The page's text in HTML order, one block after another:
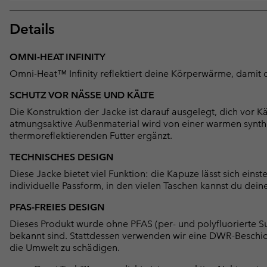
Details
OMNI-HEAT INFINITY
Omni-Heat™ Infinity reflektiert deine Körperwärme, damit
SCHUTZ VOR NÄSSE UND KÄLTE
Die Konstruktion der Jacke ist darauf ausgelegt, dich vor
atmungsaktive Außenmaterial wird von einer warmen
thermoreflektierenden Futter ergänzt.
TECHNISCHES DESIGN
Diese Jacke bietet viel Funktion: die Kapuze lässt sich
individuelle Passform, in den vielen Taschen kannst du
PFAS-FREIES DESIGN
Dieses Produkt wurde ohne PFAS (per- und polyfluorierte
bekannt sind. Stattdessen verwenden wir eine DWR-
die Umwelt zu schädigen.